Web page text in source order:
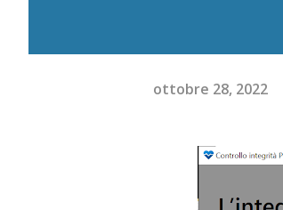
ottobre 28, 2022